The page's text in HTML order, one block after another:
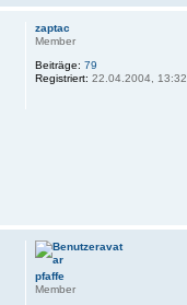
zaptac
Member
Beiträge: 79
Registriert: 22.04.2004, 13:32
pfaffe
Member